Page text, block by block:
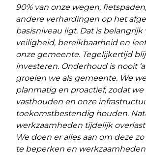
90% van onze wegen,
andere verhardingen op het
basisniveau ligt. Dat is belangrijk
veiligheid, bereikbaarheid en
onze gemeente. Tegelijkertijd
investeren. Onderhoud is nooit
groeien we als gemeente. We
planmatig en proactief, zodat
vasthouden en onze
toekomstbestendig houden.
werkzaamheden tijdelijk
We doen er alles aan om deze
te beperken en